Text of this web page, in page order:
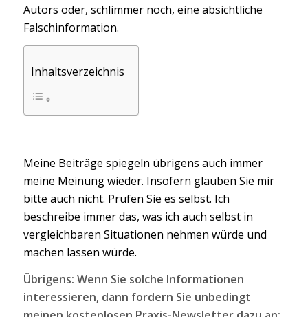
Autors oder, schlimmer noch, eine absichtliche
Falschinformation.
Inhaltsverzeichnis
Meine Beiträge spiegeln übrigens auch immer
meine Meinung wieder. Insofern glauben Sie mir
bitte auch nicht. Prüfen Sie es selbst. Ich
beschreibe immer das, was ich auch selbst in
vergleichbaren Situationen nehmen würde und
machen lassen würde.
Übrigens: Wenn Sie solche Informationen
interessieren, dann fordern Sie unbedingt